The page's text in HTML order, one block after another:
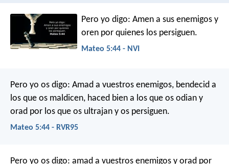
Pero yo digo: Amen a sus enemigos y
oren por quienes los persiguen.
Mateo 5:44 - NVI
Pero yo os digo: Amad a vuestros enemigos, bendecid a
los que os maldicen, haced bien a los que os odian y
orad por los que os ultrajan y os persiguen.
Mateo 5:44 - RVR95
Pero yo os digo: amad a vuestros enemigos y orad por